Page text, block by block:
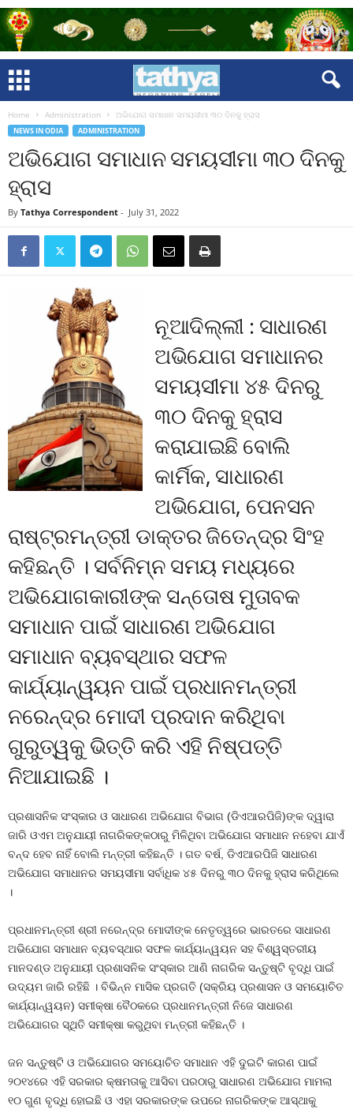
Home Administration ଅଭିଯୋଗ ସମାଧାନ ସମୟସୀମା ୩୦ ଦିନକୁ ହ୍ରାସ
NEWS IN ODIA ADMINISTRATION
ଅଭିଯୋଗ ସମାଧାନ ସମୟସୀମା ୩୦ ଦିନକୁ
ହ୍ରାସ
By Tathya Correspondent - July 31, 2022
ନୂଆଦିଲ୍ଲୀ : ସାଧାରଣ
ଅଭିଯୋଗ ସମାଧାନର
ସମୟସୀମା ୪୫ ଦିନରୁ
୩୦ ଦିନକୁ ହ୍ରାସ
କରାଯାଇଛି ବୋଲି
କାର୍ମିକ, ସାଧାରଣ
ଅଭିଯୋଗ, ପେନସନ
ରାଷ୍ଟ୍ରମନ୍ତ୍ରୀ ଡାକ୍ତର ଜିତେନ୍ଦ୍ର ସିଂହ
କହିଛନ୍ତି । ସର୍ବନିମ୍ନ ସମୟ ମଧ୍ୟରେ
ଅଭିଯୋଗକାରୀଙ୍କ ସନ୍ତୋଷ ମୁତାବକ
ସମାଧାନ ପାଇଁ ସାଧାରଣ ଅଭିଯୋଗ
ସମାଧାନ ବ୍ୟବସ୍ଥାର ସଫଳ
କାର୍ଯ୍ୟାନ୍ୱୟନ ପାଇଁ ପ୍ରଧାନମନ୍ତ୍ରୀ
ନରେନ୍ଦ୍ର ମୋଦୀ ପ୍ରଦାନ କରିଥିବା
ଗୁରୁତ୍ୱକୁ ଭିତ୍ତି କରି ଏହି ନିଷ୍ପତ୍ତି
ନିଆଯାଇଛି ।
ପ୍ରଶାସନିକ ସଂସ୍କାର ଓ ସାଧାରଣ ଅଭିଯୋଗ ବିଭାଗ (ଡିଏଆରପିଜି)ଙ୍କ ଦ୍ୱାରା
ଜାରି ଓଏମ ଅନୁଯାୟୀ ନାଗରିକଙ୍କଠାରୁ ମିଳିଥିବା ଅଭିଯୋଗ ସମାଧାନ ନହେବା ଯାଏଁ
ବନ୍ଦ ହେବ ନାହିଁ ବୋଲି ମନ୍ତ୍ରୀ କହିଛନ୍ତି । ଗତ ବର୍ଷ, ଡିଏଆରପିଜି ସାଧାରଣ
ଅଭିଯୋଗ ସମାଧାନର ସମୟସୀମା ସର୍ବାଧିକ ୪୫ ଦିନରୁ ୩୦ ଦିନକୁ ହ୍ରାସ କରିଥିଲେ
।
ପ୍ରଧାନମନ୍ତ୍ରୀ ଶ୍ରୀ ନରେନ୍ଦ୍ର ମୋଦୀଙ୍କ ନେତୃତ୍ୱରେ ଭାରତରେ ସାଧାରଣ
ଅଭିଯୋଗ ସମାଧାନ ବ୍ୟବସ୍ଥାର ସଫଳ କାର୍ଯ୍ୟାନ୍ୱୟନ ସହ ବିଶ୍ୱସ୍ତରୀୟ
ମାନଦଣ୍ଡ ଅନୁଯାୟୀ ପ୍ରଶାସନିକ ସଂସ୍କାର ଆଣି ନାଗରିକ ସନ୍ତୁଷ୍ଟି ବୃଦ୍ଧି ପାଇଁ
ଉଦ୍ୟମ ଜାରି ରହିଛି । ବିଭିନ୍ନ ମାସିକ ପ୍ରଗତି (ସକ୍ରିୟ ପ୍ରଶାସନ ଓ ସମୟୋଚିତ
କାର୍ଯ୍ୟାନ୍ୱୟନ) ସମୀକ୍ଷା ବୈଠକରେ ପ୍ରଧାନମନ୍ତ୍ରୀ ନିଜେ ସାଧାରଣ
ଅଭିଯୋଗର ସ୍ଥିତି ସମୀକ୍ଷା କରୁଥିବା ମନ୍ତ୍ରୀ କହିଛନ୍ତି ।
ଜନ ସନ୍ତୁଷ୍ଟି ଓ ଅଭିଯୋଗର ସମୟୋଚିତ ସମାଧାନ ଏହି ଦୁଇଟି କାରଣ ପାଇଁ
୨୦୧୪ରେ ଏହି ସରକାର କ୍ଷମତାକୁ ଆସିବା ପରଠାରୁ ସାଧାରଣ ଅଭିଯୋଗ ମାମଲା
୧୦ ଗୁଣ ବୃଦ୍ଧି ହୋଇଛି ଓ ଏହା ସରକାରଙ୍କ ଉପରେ ନାଗରିକଙ୍କ ଆସ୍ଥାକୁ